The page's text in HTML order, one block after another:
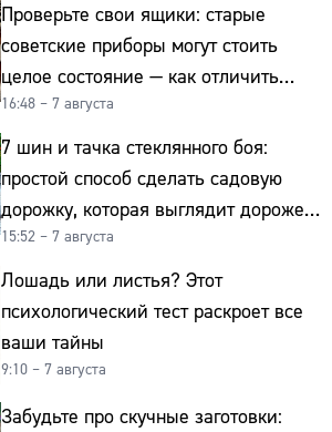
Проверьте свои ящики: старые
советские приборы могут стоить
целое состояние — как отличить
подделку от мельхиора
16:48 – 7 августа
7 шин и тачка стеклянного боя:
простой способ сделать садовую
дорожку, которая выглядит дороже
гранита
15:52 – 7 августа
Лошадь или листья? Этот
психологический тест раскроет все
ваши тайны
9:10 – 7 августа
Забудьте про скучные заготовки: